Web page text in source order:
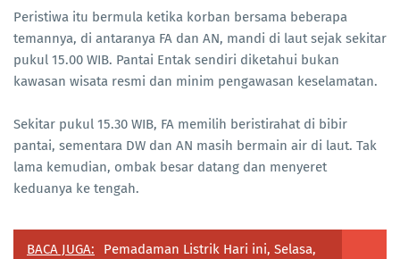
Peristiwa itu bermula ketika korban bersama beberapa
temannya, di antaranya FA dan AN, mandi di laut sejak sekitar
pukul 15.00 WIB. Pantai Entak sendiri diketahui bukan
kawasan wisata resmi dan minim pengawasan keselamatan.
Sekitar pukul 15.30 WIB, FA memilih beristirahat di bibir
pantai, sementara DW dan AN masih bermain air di laut. Tak
lama kemudian, ombak besar datang dan menyeret
keduanya ke tengah.
BACA JUGA:
Pemadaman Listrik Hari ini, Selasa,